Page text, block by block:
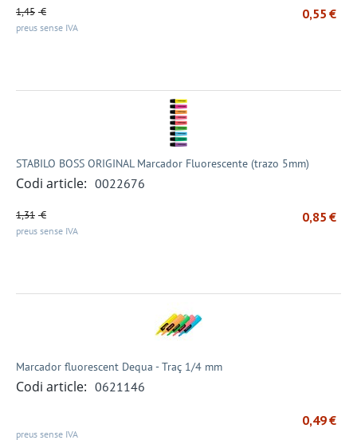
1,45 € 0,55 €
preus sense IVA
STABILO BOSS ORIGINAL Marcador Fluorescente (trazo 5mm)
Codi article: 0022676
1,31 € 0,85 €
preus sense IVA
Marcador fluorescent Dequa - Traç 1/4 mm
Codi article: 0621146
0,49€
preus sense IVA